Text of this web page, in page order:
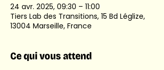
24 avr. 2025, 09:30 – 11:00
Tiers Lab des Transitions, 15 Bd Léglize,
13004 Marseille, France
Ce qui vous attend